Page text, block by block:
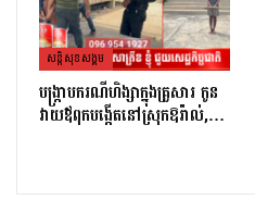
សន្តិសុខសង្គម
បង្ក្រាបករណីហិង្សាក្នុងគ្រួសារ កូន
វាយឪពុកបង្កើតនៅស្រុកឱរ៉ាល់,…